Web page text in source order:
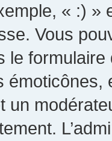
« :) »
Vous
le
un